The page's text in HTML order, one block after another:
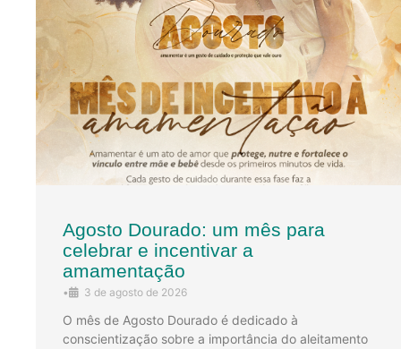
Agosto Dourado: um mês para
celebrar e incentivar a
amamentação
• 3 de agosto de 2026
O mês de Agosto Dourado é dedicado à
conscientização sobre a importância do aleitamento